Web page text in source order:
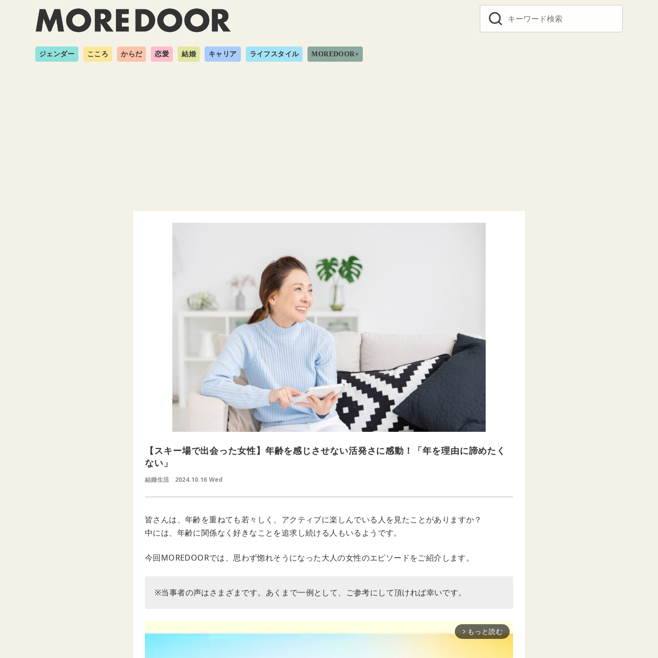
ジェンダー こころ からだ 恋愛 結婚 キャリア ライフスタイル MOREDOOR+
【スキー場で出会った女性】年齢を感じさせない活発さに感動！「年を理由に諦めたく
ない」
結婚生活 2024.10.16 Wed
皆さんは、年齢を重ねても若々しく、アクティブに楽しんでいる人を見たことがありますか？
中には、年齢に関係なく好きなことを追求し続ける人もいるようです。
今回MOREDOORでは、思わず惚れそうになった大人の女性のエピソードをご紹介します。
※当事者の声はさまざまです。あくまで一例として、ご参考にして頂ければ幸いです。
arrow_forward_ios もっと読む